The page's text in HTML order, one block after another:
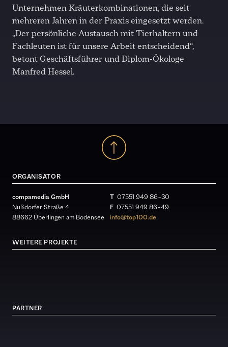
Unternehmen Kräuterkombinationen, die seit
mehreren Jahren in der Praxis eingesetzt werden.
„Der persönliche Austausch mit Tierhaltern und
Fachleuten ist für unsere Arbeit entscheidend“,
betont Geschäftsführer und Diplom-Ökologe
Manfred Hessel.
ORGANISATOR
compamedia GmbH
Nußdorfer Straße 4
88662 Überlingen am Bodensee
T 07551 949 86 – 30
F 07551 949 86 – 49
info@top100.de
WEITERE PROJEKTE
PARTNER